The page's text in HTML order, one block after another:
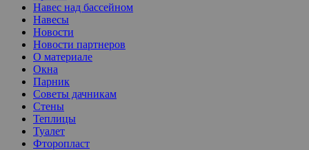
Навес над бассейном
Навесы
Новости
Новости партнеров
О материале
Окна
Парник
Советы дачникам
Стены
Теплицы
Туалет
Фторопласт